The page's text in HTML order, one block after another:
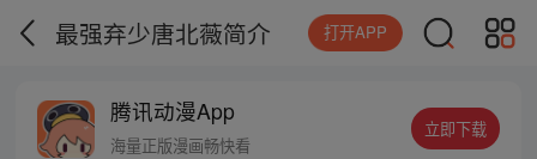
最强弃少唐北薇简介 打开APP
腾讯动漫App
海量正版漫画畅快看
立即下载